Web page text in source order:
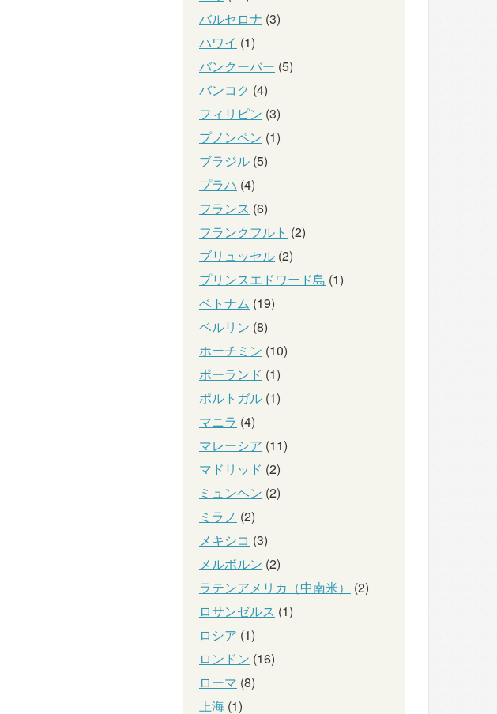
バルセロナ (3)
ハワイ (1)
バンクーバー (5)
バンコク (4)
フィリピン (3)
プノンペン (1)
ブラジル (5)
プラハ (4)
フランス (6)
フランクフルト (2)
ブリュッセル (2)
プリンスエドワード島 (1)
ベトナム (19)
ベルリン (8)
ホーチミン (10)
ポーランド (1)
ポルトガル (1)
マニラ (4)
マレーシア (11)
マドリッド (2)
ミュンヘン (2)
ミラノ (2)
メキシコ (3)
メルボルン (2)
ラテンアメリカ（中南米）
(2)
ロサンゼルス (1)
ロシア (1)
ロンドン (16)
ローマ (8)
上海 (1)